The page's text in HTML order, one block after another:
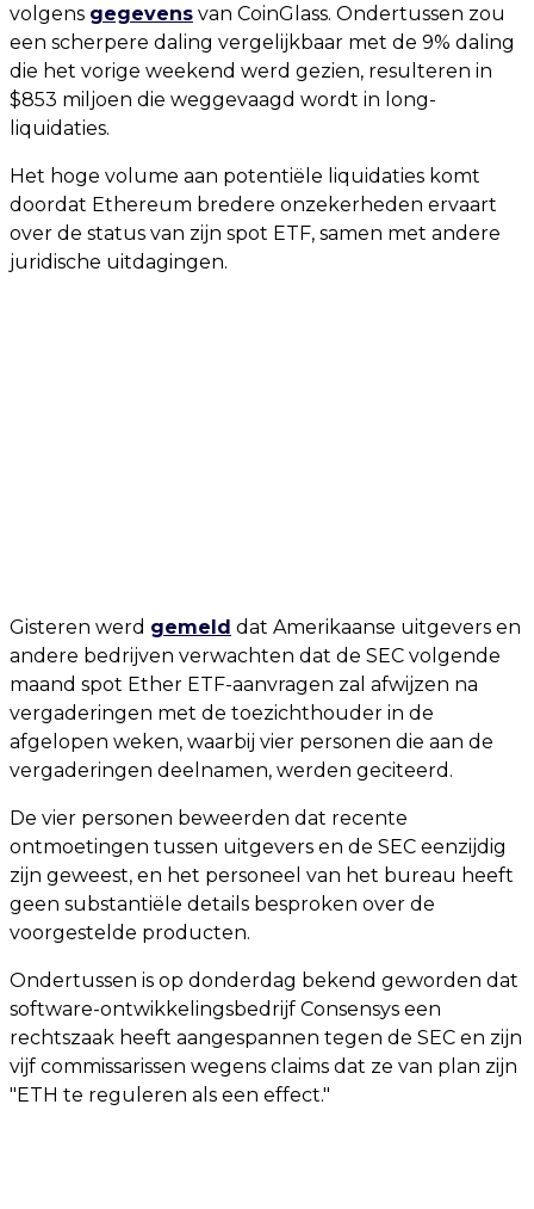
volgens gegevens van CoinGlass. Ondertussen zou
een scherpere daling vergelijkbaar met de 9% daling
die het vorige weekend werd gezien, resulteren in
$853 miljoen die weggevaagd wordt in long-
liquidaties.
Het hoge volume aan potentiële liquidaties komt
doordat Ethereum bredere onzekerheden ervaart
over de status van zijn spot ETF, samen met andere
juridische uitdagingen.
Gisteren werd gemeld dat Amerikaanse uitgevers en
andere bedrijven verwachten dat de SEC volgende
maand spot Ether ETF-aanvragen zal afwijzen na
vergaderingen met de toezichthouder in de
afgelopen weken, waarbij vier personen die aan de
vergaderingen deelnamen, werden geciteerd.
De vier personen beweerden dat recente
ontmoetingen tussen uitgevers en de SEC eenzijdig
zijn geweest, en het personeel van het bureau heeft
geen substantiële details besproken over de
voorgestelde producten.
Ondertussen is op donderdag bekend geworden dat
software-ontwikkelingsbedrijf Consensys een
rechtszaak heeft aangespannen tegen de SEC en zijn
vijf commissarissen wegens claims dat ze van plan zijn
"ETH te reguleren als een effect."